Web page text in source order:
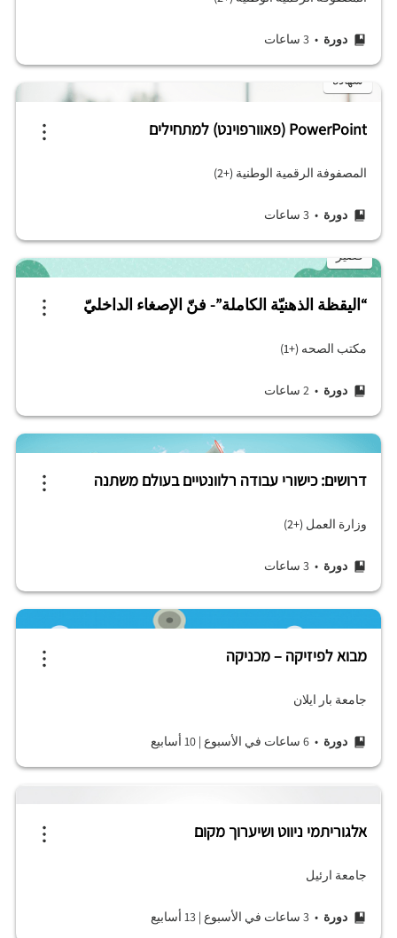
دورة • 3 ساعات
شهادة
PowerPoint (פאוורפוינט) למתחילים
المصفوفة الرقمية الوطنية (+2)
دورة • 3 ساعات
قصير
“اليقظة الذهنيّة الكاملة”- فنّ الإصغاء الداخليّ
مكتب الصحه (+1)
دورة • 2 ساعات
דרושים: כישורי עבודה רלוונטיים בעולם משתנה
وزارة العمل (+2)
دورة • 3 ساعات
מבוא לפיזיקה – מכניקה
جامعة بار ايلان
دورة • 6 ساعات في الأسبوع |
אלגוריתמי ניווט ושיערוך מקום
جامعة ارئيل
دورة • 3 ساعات في الأسبوع |